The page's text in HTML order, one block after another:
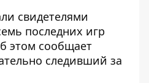
свидетелями
последних игр
этом сообщает
следивший за